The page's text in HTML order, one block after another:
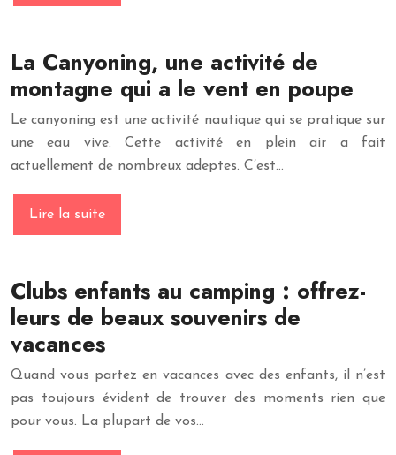
La Canyoning, une activité de
montagne qui a le vent en poupe
Le canyoning est une activité nautique qui se pratique sur
une eau vive. Cette activité en plein air a fait
actuellement de nombreux adeptes. C’est…
Lire la suite
Clubs enfants au camping : offrez-
leurs de beaux souvenirs de
vacances
Quand vous partez en vacances avec des enfants, il n’est
pas toujours évident de trouver des moments rien que
pour vous. La plupart de vos…